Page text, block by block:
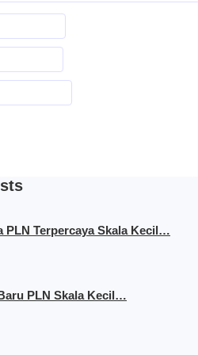
PLN Terpercaya Skala Kecil…
PLN Skala Kecil…